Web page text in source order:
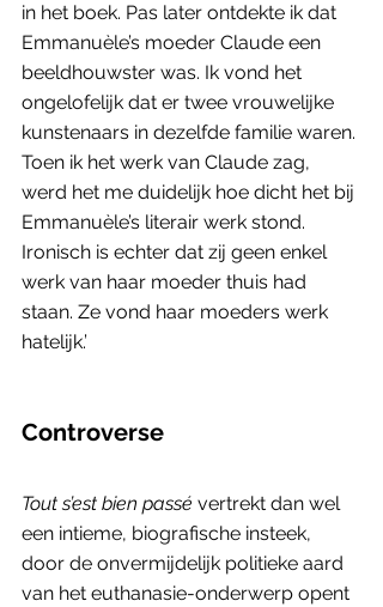
in het boek. Pas later ontdekte ik dat
Emmanuèle’s moeder Claude een
beeldhouwster was. Ik vond het
ongelofelijk dat er twee vrouwelijke
kunstenaars in dezelfde familie waren.
Toen ik het werk van Claude zag,
werd het me duidelijk hoe dicht het bij
Emmanuèle’s literair werk stond.
Ironisch is echter dat zij geen enkel
werk van haar moeder thuis had
staan. Ze vond haar moeders werk
hatelijk.’
Controverse
Tout s’est bien passé vertrekt dan wel
een intieme, biografische insteek,
door de onvermijdelijk politieke aard
van het euthanasie-onderwerp opent